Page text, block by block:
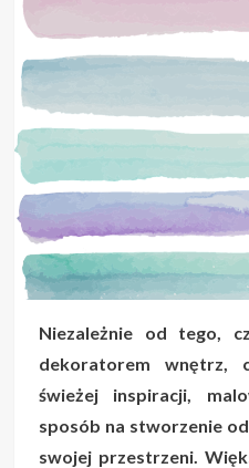
Niezależnie od tego,
dekoratorem wnętrz,
świeżej inspiracji,
sposób na stworzenie
swojej przestrzeni.